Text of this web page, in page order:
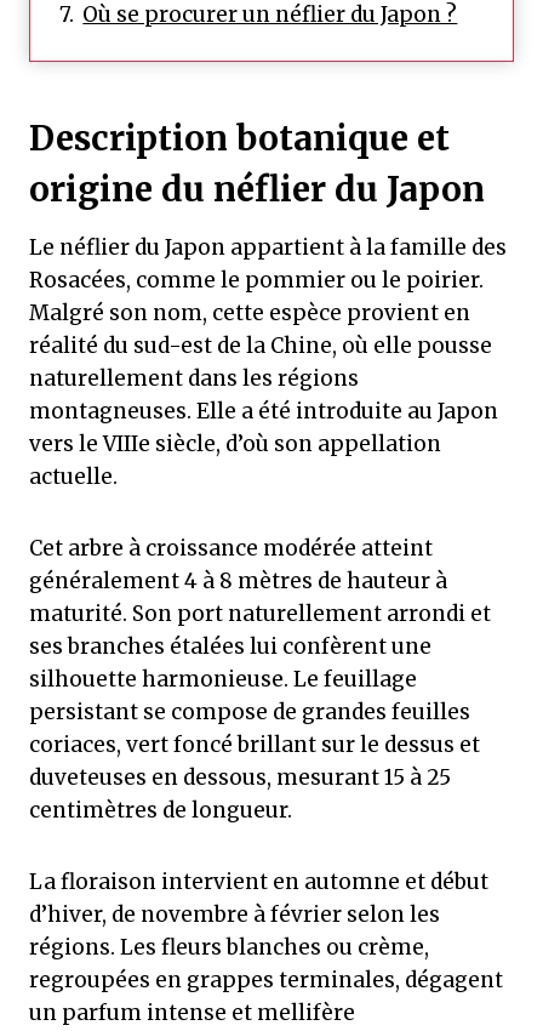
Où se procurer un néflier du Japon ?
Description botanique et
origine du néflier du Japon
Le néflier du Japon appartient à la famille des
Rosacées, comme le pommier ou le poirier.
Malgré son nom, cette espèce provient en
réalité du sud-est de la Chine, où elle pousse
naturellement dans les régions
montagneuses. Elle a été introduite au Japon
vers le VIIIe siècle, d’où son appellation
actuelle.
Cet arbre à croissance modérée atteint
généralement 4 à 8 mètres de hauteur à
maturité. Son port naturellement arrondi et
ses branches étalées lui confèrent une
silhouette harmonieuse. Le feuillage
persistant se compose de grandes feuilles
coriaces, vert foncé brillant sur le dessus et
duveteuses en dessous, mesurant 15 à 25
centimètres de longueur.
La floraison intervient en automne et début
d’hiver, de novembre à février selon les
régions. Les fleurs blanches ou crème,
regroupées en grappes terminales, dégagent
un parfum intense et mellifère